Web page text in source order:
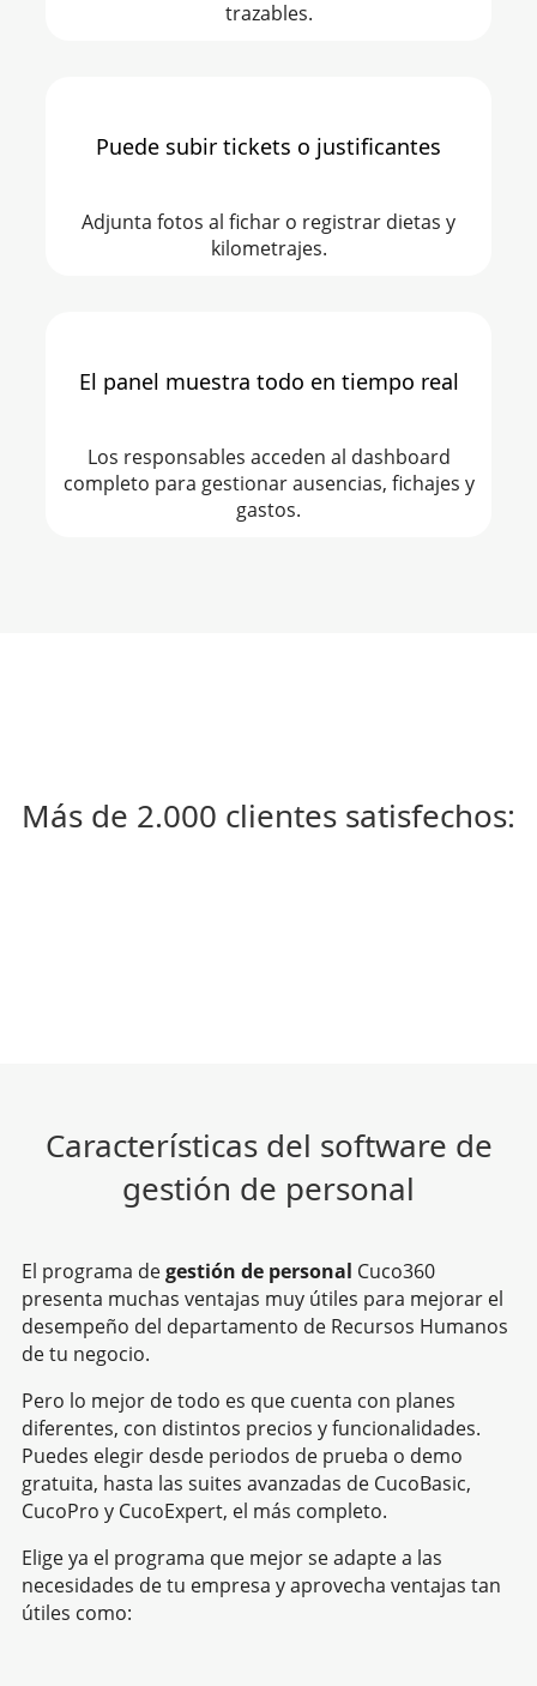
trazables.
Puede subir tickets o justificantes
Adjunta fotos al fichar o registrar dietas y
kilometrajes.
El panel muestra todo en tiempo real
Los responsables acceden al dashboard
completo para gestionar ausencias, fichajes y
gastos.
Más de 2.000 clientes satisfechos:
Características del software de
gestión de personal
El programa degestión de personal Cuco360
presenta muchas ventajas muy útiles para mejorar el
desempeño del departamento de Recursos Humanos
de tu negocio.
Pero lo mejor de todo es que cuenta con planes
diferentes, con distintos precios y funcionalidades.
Puedes elegir desde periodos de prueba o demo
gratuita, hasta las suites avanzadas de CucoBasic,
CucoPro y CucoExpert, el más completo.
Elige ya el programa que mejor se adapte a las
necesidades de tu empresa y aprovecha ventajas tan
útiles como: